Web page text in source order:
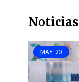
MAY 20